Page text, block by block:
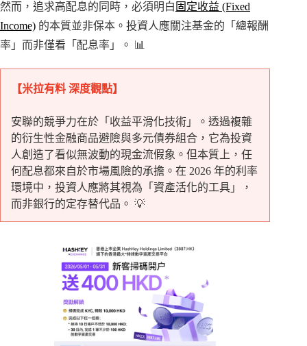
然而，追求高配息的同時，必須明白 固定收益 (Fixed
Income) 的本質並非保本。投資人應關注基金的「總報酬
率」而非僅看「配息率」。 📊
【米拉有料 深度觀點】
安聯的競爭力在於「收益平滑化技術」。透過複雜
的衍生性金融商品避險與多元債券組合，它為投資
人創造了看似無波動的現金流假象。但本質上，任
何配息都來自於市場風險的承擔。在 2026 年的利率
環境中，投資人應將其視為「資產活化的工具」，
而非銀行的定存替代品。 💡